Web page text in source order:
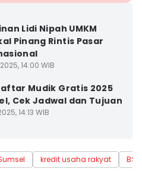
Lidi Nipah UMKM
Pinang Rintis Pasar
14:00 WIB
Mudik Gratis 2025
Cek Jadwal dan Tujuan
14:13 WIB
kredit usaha rakyat
BSB